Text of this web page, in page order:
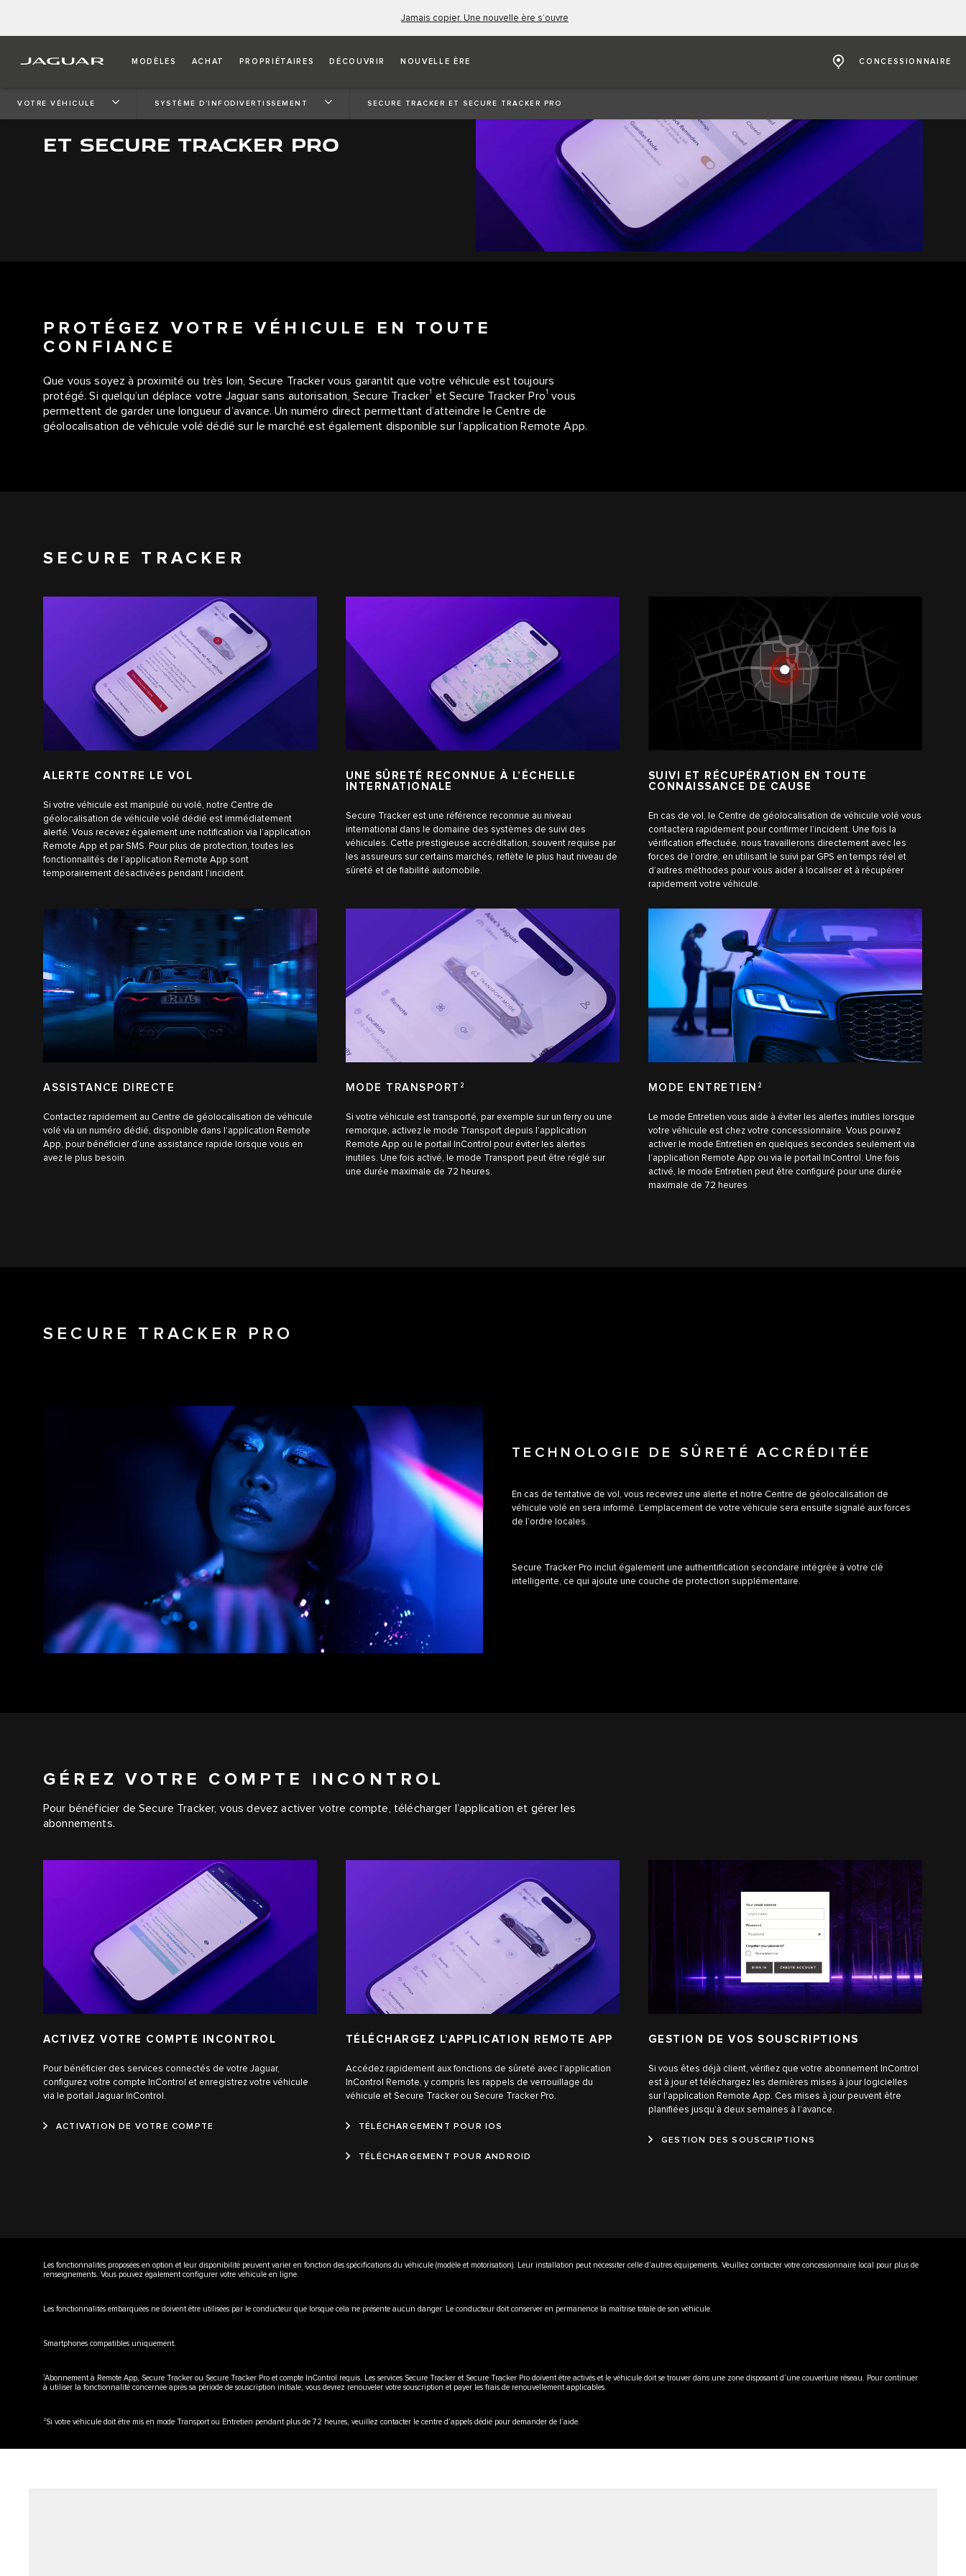
Jamais copier. Une nouvelle ère s’ouvre
MODÈLES ACHAT PROPRIÉTAIRES DÉCOUVRIR NOUVELLE ÈRE CONCESSIONNAIRE
VOTRE VÉHICULE SYSTÈME D’INFODIVERTISSEMENT SECURE TRACKER ET SECURE TRACKER PRO
SECURE TRACKER
ET SECURE TRACKER PRO
PROTÉGEZ VOTRE VÉHICULE EN TOUTE
CONFIANCE
Que vous soyez à proximité ou très loin, Secure Tracker vous garantit que votre véhicule est toujours
protégé. Si quelqu’un déplace votre Jaguar sans autorisation, Secure Tracker1 et Secure Tracker Pro1 vous
permettent de garder une longueur d’avance. Un numéro direct permettant d’atteindre le Centre de
géolocalisation de véhicule volé dédié sur le marché est également disponible sur l’application Remote App.
SECURE TRACKER
ALERTE CONTRE LE VOL
Si votre véhicule est manipulé ou volé, notre Centre de
géolocalisation de véhicule volé dédié est immédiatement
alerté. Vous recevez également une notification via l’application
Remote App et par SMS. Pour plus de protection, toutes les
fonctionnalités de l’application Remote App sont
temporairement désactivées pendant l’incident.
UNE SÛRETÉ RECONNUE À L’ÉCHELLE
INTERNATIONALE
Secure Tracker est une référence reconnue au niveau
international dans le domaine des systèmes de suivi des
véhicules. Cette prestigieuse accréditation, souvent requise par
les assureurs sur certains marchés, reflète le plus haut niveau de
sûreté et de fiabilité automobile.
SUIVI ET RÉCUPÉRATION EN TOUTE
CONNAISSANCE DE CAUSE
En cas de vol, le Centre de géolocalisation de véhicule volé vous
contactera rapidement pour confirmer l’incident. Une fois la
vérification effectuée, nous travaillerons directement avec les
forces de l’ordre, en utilisant le suivi par GPS en temps réel et
d’autres méthodes pour vous aider à localiser et à récupérer
rapidement votre véhicule.
ASSISTANCE DIRECTE
Contactez rapidement au Centre de géolocalisation de véhicule
volé via un numéro dédié, disponible dans l’application Remote
App, pour bénéficier d’une assistance rapide lorsque vous en
avez le plus besoin.
MODE TRANSPORT 2
Si votre véhicule est transporté, par exemple sur un ferry ou une
remorque, activez le mode Transport depuis l’application
Remote App ou le portail InControl pour éviter les alertes
inutiles. Une fois activé, le mode Transport peut être réglé sur
une durée maximale de 72 heures.
MODE ENTRETIEN 2
Le mode Entretien vous aide à éviter les alertes inutiles lorsque
votre véhicule est chez votre concessionnaire. Vous pouvez
activer le mode Entretien en quelques secondes seulement via
l’application Remote App ou via le portail InControl. Une fois
activé, le mode Entretien peut être configuré pour une durée
maximale de 72 heures
SECURE TRACKER PRO
TECHNOLOGIE DE SÛRETÉ ACCRÉDITÉE
En cas de tentative de vol, vous recevrez une alerte et notre Centre de géolocalisation de
véhicule volé en sera informé. L’emplacement de votre véhicule sera ensuite signalé aux forces
de l’ordre locales.
Secure Tracker Pro inclut également une authentification secondaire intégrée à votre clé
intelligente, ce qui ajoute une couche de protection supplémentaire.
GÉREZ VOTRE COMPTE INCONTROL
Pour bénéficier de Secure Tracker, vous devez activer votre compte, télécharger l’application et gérer les
abonnements.
ACTIVEZ VOTRE COMPTE INCONTROL
Pour bénéficier des services connectés de votre Jaguar,
configurez votre compte InControl et enregistrez votre véhicule
via le portail Jaguar InControl.
ACTIVATION DE VOTRE COMPTE
TÉLÉCHARGEZ L’APPLICATION REMOTE APP
Accédez rapidement aux fonctions de sûreté avec l’application
InControl Remote, y compris les rappels de verrouillage du
véhicule et Secure Tracker ou Secure Tracker Pro.
TÉLÉCHARGEMENT POUR IOS
TÉLÉCHARGEMENT POUR ANDROID
GESTION DE VOS SOUSCRIPTIONS
Si vous êtes déjà client, vérifiez que votre abonnement InControl
est à jour et téléchargez les dernières mises à jour logicielles
sur l’application Remote App. Ces mises à jour peuvent être
planifiées jusqu’à deux semaines à l’avance.
GESTION DES SOUSCRIPTIONS
Les fonctionnalités proposées en option et leur disponibilité peuvent varier en fonction des spécifications du véhicule (modèle et motorisation). Leur installation peut nécessiter celle d’autres équipements. Veuillez contacter votre concessionnaire local pour plus de
renseignements. Vous pouvez également configurer votre véhicule en ligne.
Les fonctionnalités embarquées ne doivent être utilisées par le conducteur que lorsque cela ne présente aucun danger. Le conducteur doit conserver en permanence la maîtrise totale de son véhicule.
Smartphones compatibles uniquement.
1Abonnement à Remote App, Secure Tracker ou Secure Tracker Pro et compte InControl requis. Les services Secure Tracker et Secure Tracker Pro doivent être activés et le véhicule doit se trouver dans une zone disposant d’une couverture réseau. Pour continuer
à utiliser la fonctionnalité concernée après sa période de souscription initiale, vous devrez renouveler votre souscription et payer les frais de renouvellement applicables.
2Si votre véhicule doit être mis en mode Transport ou Entretien pendant plus de 72 heures, veuillez contacter le centre d’appels dédié pour demander de l’aide.